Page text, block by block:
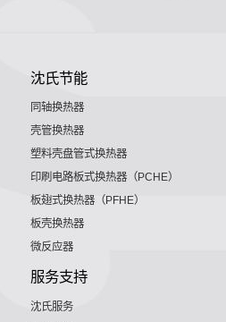
沈氏节能
同轴换热器
壳管换热器
塑料壳盘管式换热器
印刷电路板式换热器（PCHE）
板翅式换热器（PFHE）
板壳换热器
微反应器
服务支持
沈氏服务